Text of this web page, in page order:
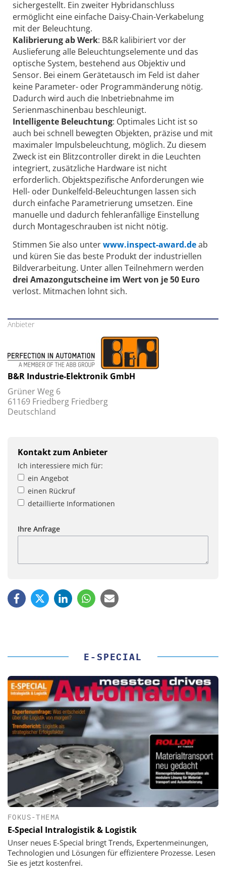
sichergestellt. Ein zweiter Hybridanschluss
ermöglicht eine einfache Daisy-Chain-Verkabelung
mit der Beleuchtung.
Kalibrierung ab Werk: B&R kalibiriert vor der
Auslieferung alle Beleuchtungselemente und das
optische System, bestehend aus Objektiv und
Sensor. Bei einem Gerätetausch im Feld ist daher
keine Parameter- oder Programmänderung nötig.
Dadurch wird auch die Inbetriebnahme im
Serienmaschinenbau beschleunigt.
Intelligente Beleuchtung: Optimales Licht ist so
auch bei schnell bewegten Objekten, präzise und mit
maximaler Impulsbeleuchtung, möglich. Zu diesem
Zweck ist ein Blitzcontroller direkt in die Leuchten
integriert, zusätzliche Hardware ist nicht
erforderlich. Objektspezifische Anforderungen wie
Hell- oder Dunkelfeld-Beleuchtungen lassen sich
durch einfache Parametrierung umsetzen. Eine
manuelle und dadurch fehleranfällige Einstellung
durch Montageschrauben ist nicht nötig.
Stimmen Sie also unterwww.inspect-award.deab
und küren Sie das beste Produkt der industriellen
Bildverarbeitung. Unter allen Teilnehmern werden
drei Amazongutscheine im Wert von je 50 Euro
verlost. Mitmachen lohnt sich.
Anbieter
B&R Industrie-Elektronik GmbH
Grüner Weg 6
61169 Friedberg Friedberg
Deutschland
Kontakt zum Anbieter
Ich interessiere mich für:
ein Angebot
einen Rückruf
detaillierte Informationen
Ihre Anfrage
E-SPECIAL
FOKUS-THEMA
E-Special Intralogistik & Logistik
Unser neues E-Special bringt Trends, Expertenmeinungen,
Technologien und Lösungen für effizientere Prozesse. Lesen
Sie es jetzt kostenfrei.